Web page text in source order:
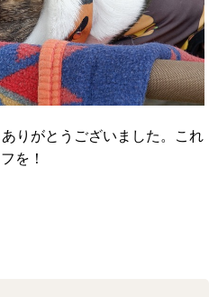
りがとうございました。これ
を！